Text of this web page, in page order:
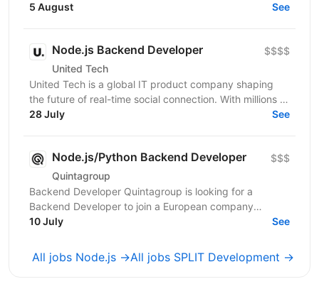
one of the most important decisions in their...
5 August See
Node.js Backend Developer
United Tech
$$$$
United Tech is a global IT product company shaping
the future of real-time social connection. With millions of
users across North America, Europe, LATAM,...
28 July See
Node.js/Python Backend Developer
Quintagroup
$$$
Backend Developer Quintagroup is looking for a
Backend Developer to join a European company
working in solar energy and IoT. You'll build backend
10 July See
All jobs Node.js →All jobs SPLIT Development →